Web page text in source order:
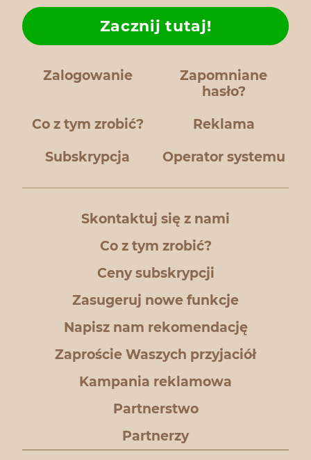
Zalogowanie
Zapomniane
hasło?
Co z tym zrobić?
Zacznij tutaj!
Reklama
Subskrypcja Operator systemu
Skontaktuj się z nami
Co z tym zrobić?
Ceny subskrypcji
Zasugeruj nowe funkcje
Napisz nam rekomendację
Zaproście Waszych przyjaciół
Kampania reklamowa
Partnerstwo
Partnerzy